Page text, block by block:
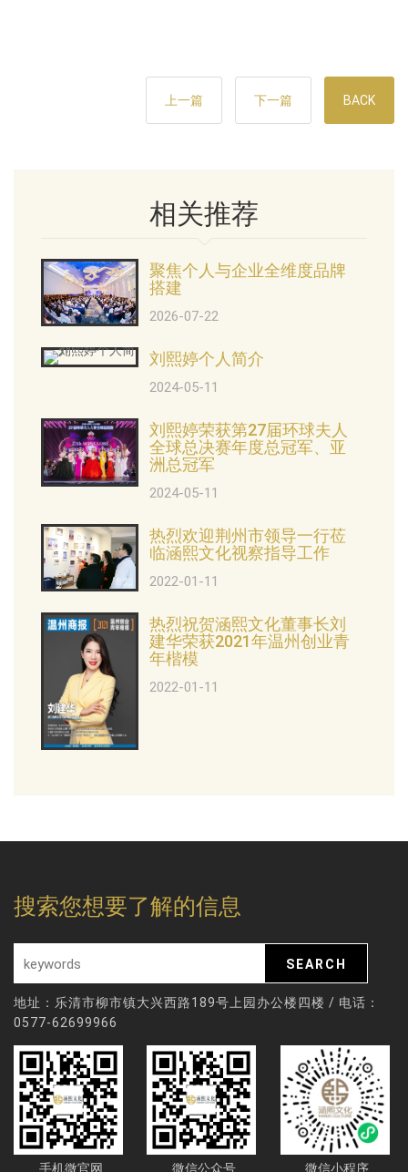
上一篇 下一篇 BACK
相关推荐
聚焦个人与企业全维度品牌
搭建
2026-07-22
刘熙婷个人简介
2024-05-11
刘熙婷荣获第27届环球夫人
全球总决赛年度总冠军、亚
洲总冠军
2024-05-11
热烈欢迎荆州市领导一行莅
临涵熙文化视察指导工作
2022-01-11
热烈祝贺涵熙文化董事长刘
建华荣获2021年温州创业青
年楷模
2022-01-11
搜索您想要了解的信息
地址：乐清市柳市镇大兴西路189号上园办公楼四楼 / 电话：
0577-62699966
手机微官网 微信公众号 微信小程序